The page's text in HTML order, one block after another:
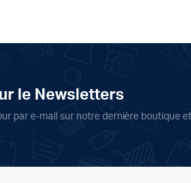
le Newsletters
par e-mail sur notre dernière boutique